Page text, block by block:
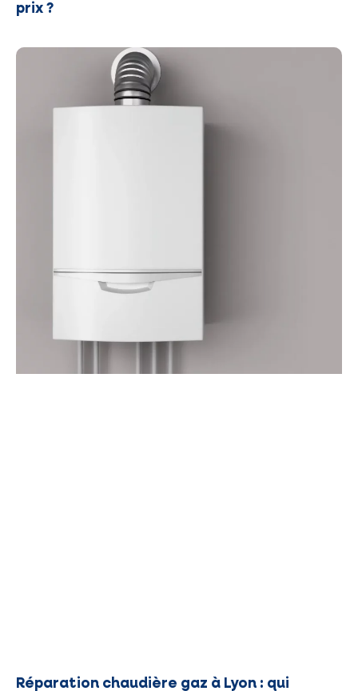
prix ?
Réparation chaudière gaz à Lyon : qui